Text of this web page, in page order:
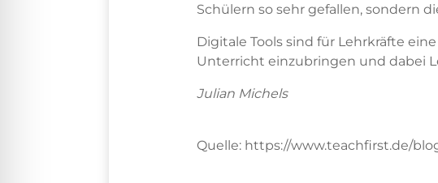
Schülern so sehr gefallen, sondern
Digitale Tools sind für Lehrkräfte
Unterricht einzubringen und dabei
Julian Michels
Quelle: https://www.teachfirst.de/